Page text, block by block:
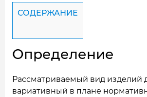
СОДЕРЖАНИЕ
Определение
Рассматриваемый вид изделий
вариативный в плане